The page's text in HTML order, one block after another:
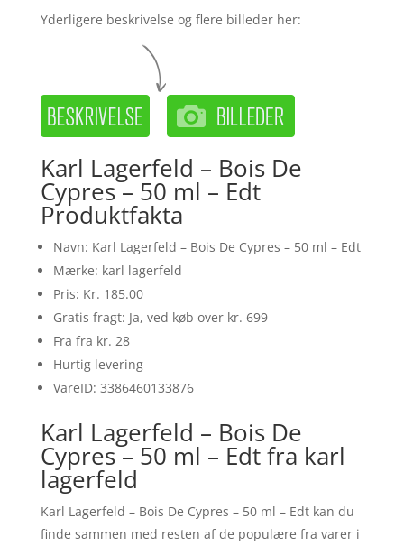
Yderligere beskrivelse og flere billeder her:
Karl Lagerfeld – Bois De
Cypres – 50 ml – Edt
Produktfakta
Navn: Karl Lagerfeld – Bois De Cypres – 50 ml – Edt
Mærke: karl lagerfeld
Pris: Kr. 185.00
Gratis fragt: Ja, ved køb over kr. 699
Fra fra kr. 28
Hurtig levering
VareID: 3386460133876
Karl Lagerfeld – Bois De
Cypres – 50 ml – Edt fra karl
lagerfeld
Karl Lagerfeld – Bois De Cypres – 50 ml – Edt kan du
finde sammen med resten af de populære fra varer i